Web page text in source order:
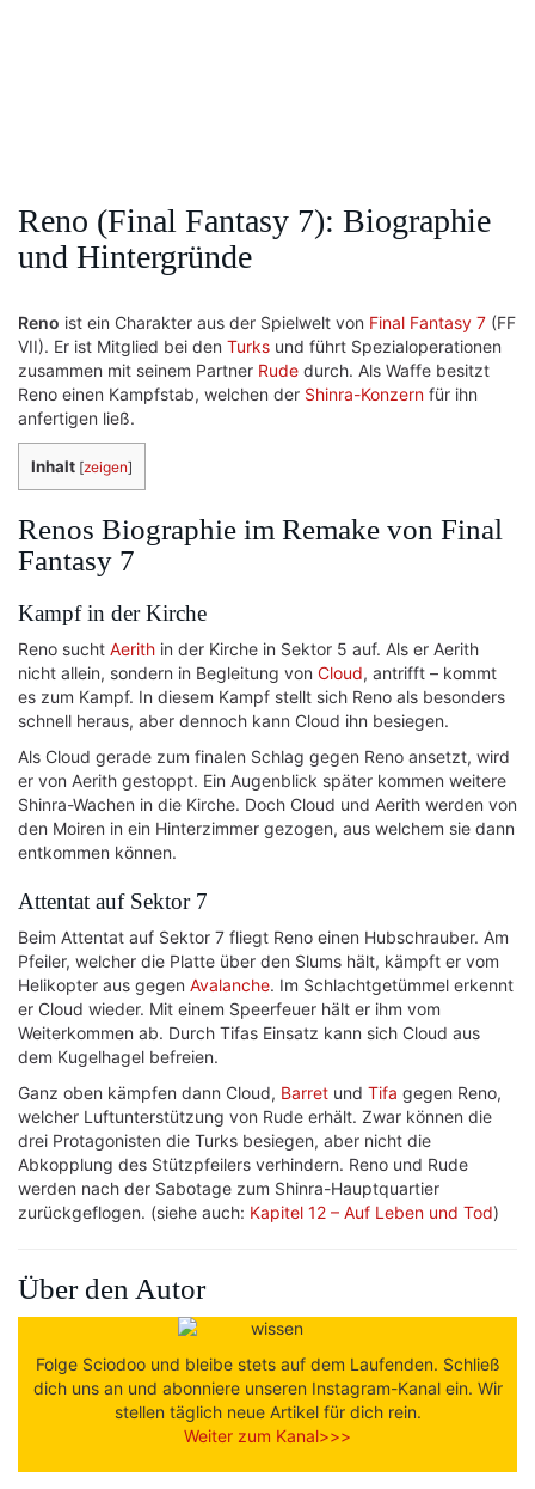
Reno (Final Fantasy 7): Biographie
und Hintergründe
Reno ist ein Charakter aus der Spielwelt von Final Fantasy 7 (FF
VII). Er ist Mitglied bei den Turks und führt Spezialoperationen
zusammen mit seinem Partner Rude durch. Als Waffe besitzt
Reno einen Kampfstab, welchen der Shinra-Konzern für ihn
anfertigen ließ.
Inhalt [zeigen]
Renos Biographie im Remake von Final
Fantasy 7
Kampf in der Kirche
Reno sucht Aerith in der Kirche in Sektor 5 auf. Als er Aerith
nicht allein, sondern in Begleitung von Cloud, antrifft – kommt
es zum Kampf. In diesem Kampf stellt sich Reno als besonders
schnell heraus, aber dennoch kann Cloud ihn besiegen.
Als Cloud gerade zum finalen Schlag gegen Reno ansetzt, wird
er von Aerith gestoppt. Ein Augenblick später kommen weitere
Shinra-Wachen in die Kirche. Doch Cloud und Aerith werden von
den Moiren in ein Hinterzimmer gezogen, aus welchem sie dann
entkommen können.
Attentat auf Sektor 7
Beim Attentat auf Sektor 7 fliegt Reno einen Hubschrauber. Am
Pfeiler, welcher die Platte über den Slums hält, kämpft er vom
Helikopter aus gegen Avalanche. Im Schlachtgetümmel erkennt
er Cloud wieder. Mit einem Speerfeuer hält er ihm vom
Weiterkommen ab. Durch Tifas Einsatz kann sich Cloud aus
dem Kugelhagel befreien.
Ganz oben kämpfen dann Cloud, Barret und Tifa gegen Reno,
welcher Luftunterstützung von Rude erhält. Zwar können die
drei Protagonisten die Turks besiegen, aber nicht die
Abkopplung des Stützpfeilers verhindern. Reno und Rude
werden nach der Sabotage zum Shinra-Hauptquartier
zurückgeflogen. (siehe auch: Kapitel 12 – Auf Leben und Tod)
Über den Autor
Folge Sciodoo und bleibe stets auf dem Laufenden. Schließ
dich uns an und abonniere unseren Instagram-Kanal ein. Wir
stellen täglich neue Artikel für dich rein.
Weiter zum Kanal>>>